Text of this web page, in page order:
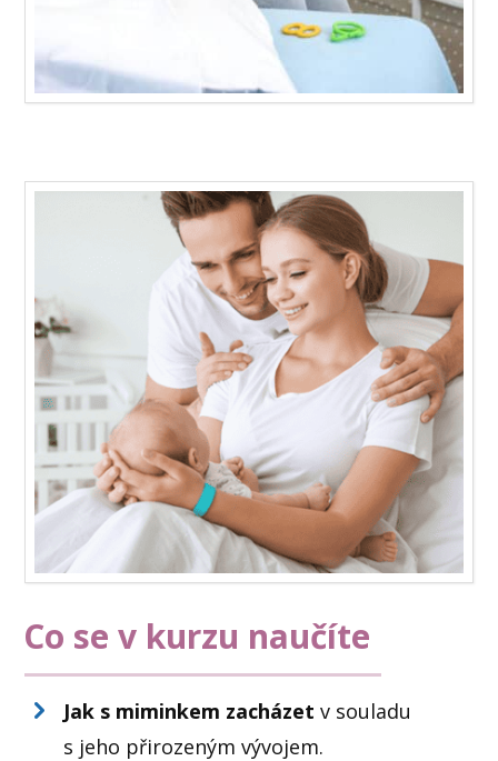
Co se v kurzu naučíte
Jak s miminkem zacházet v souladu
s jeho přirozeným vývojem.